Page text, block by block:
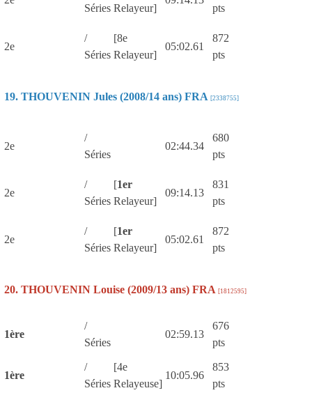
Séries Relayeur] pts
2e
/
Séries
[8e
Relayeur]
05:02.61
872
pts
19. THOUVENIN Jules (2008/14 ans) FRA [2338755]
2e
/
Séries
02:44.34
680
pts
2e
/
Séries
[1er
Relayeur]
09:14.13
831
pts
2e
/
Séries
[1er
Relayeur]
05:02.61
872
pts
20. THOUVENIN Louise (2009/13 ans) FRA [1812595]
1ère
/
Séries
02:59.13
676
pts
1ère
/
Séries
[4e
Relayeuse]
10:05.96
853
pts